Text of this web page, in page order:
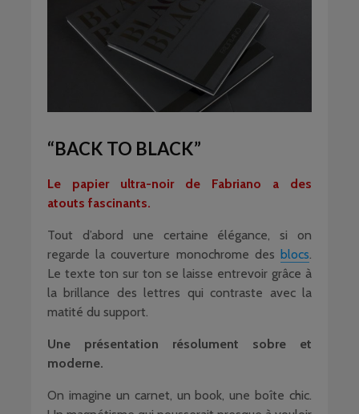
“BACK TO BLACK”
Le papier ultra-noir de Fabriano a des
atouts fascinants.
Tout d’abord une certaine élégance, si on
regarde la couverture monochrome des blocs
Le texte ton sur ton se laisse entrevoir grâce à
la brillance des lettres qui contraste avec la
matité du support.
Une présentation résolument sobre et
moderne.
On imagine un carnet, un book, une boîte chic.